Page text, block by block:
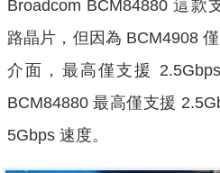
Broadcom BCM84880 這款
路晶片，但因為 BCM4908
介面，最高僅支援
BCM84880 最高僅支援
5Gbps 速度。